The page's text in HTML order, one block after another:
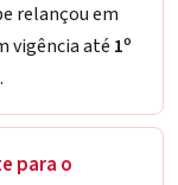
relançou em
vigência até 1º
para o